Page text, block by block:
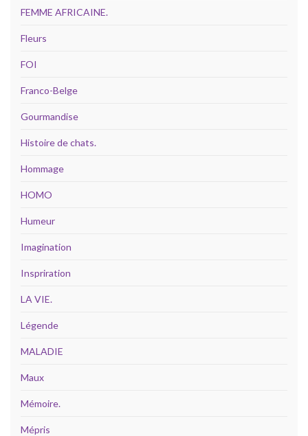
FEMME AFRICAINE.
Fleurs
FOI
Franco-Belge
Gourmandise
Histoire de chats.
Hommage
HOMO
Humeur
Imagination
Inspriration
LA VIE.
Légende
MALADIE
Maux
Mémoire.
Mépris